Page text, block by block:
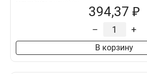
394,37 ₽
– +
В корзину